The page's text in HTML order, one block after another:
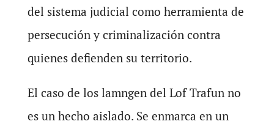
del sistema judicial como herramienta de
persecución y criminalización contra
quienes defienden su territorio.
El caso de los lamngen del Lof Trafun no
es un hecho aislado. Se enmarca en un